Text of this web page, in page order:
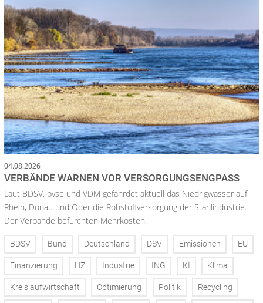
04.08.2026
VERBÄNDE WARNEN VOR VERSORGUNGSENGPASS
Laut BDSV, bvse und VDM gefährdet aktuell das Niedrigwasser auf
Rhein, Donau und Oder die Rohstoffversorgung der Stahlindustrie.
Der Verbände befürchten Mehrkosten.
BDSV Bund Deutschland DSV Emissionen EU
Finanzierung HZ Industrie ING KI Klima
Kreislaufwirtschaft Optimierung Politik Recycling